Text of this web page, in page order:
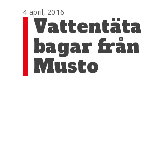
4 april, 2016
Vattentäta
bagar från
Musto